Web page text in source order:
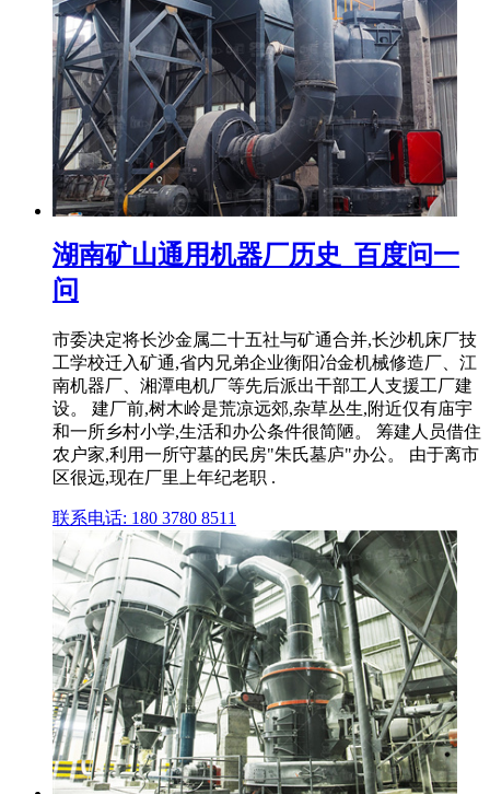
湖南矿山通用机器厂历史_百度问一
问
市委决定将长沙金属二十五社与矿通合并,长沙机床厂技
工学校迁入矿通,省内兄弟企业衡阳冶金机械修造厂、江
南机器厂、湘潭电机厂等先后派出干部工人支援工厂建
设。 建厂前,树木岭是荒凉远郊,杂草丛生,附近仅有庙宇
和一所乡村小学,生活和办公条件很简陋。 筹建人员借住
农户家,利用一所守墓的民房"朱氏墓庐"办公。 由于离市
区很远,现在厂里上年纪老职 .
联系电话: 180 3780 8511